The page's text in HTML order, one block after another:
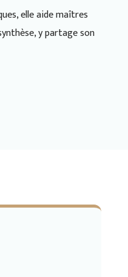
elle aide maîtres
y partage son